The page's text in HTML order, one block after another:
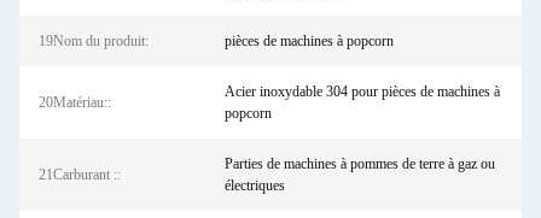
19Nom du produit: pièces de machines à popcorn
20Matériau::
Acier inoxydable 304 pour pièces de machines à
popcorn
21Carburant ::
Parties de machines à pommes de terre à gaz ou
électriques